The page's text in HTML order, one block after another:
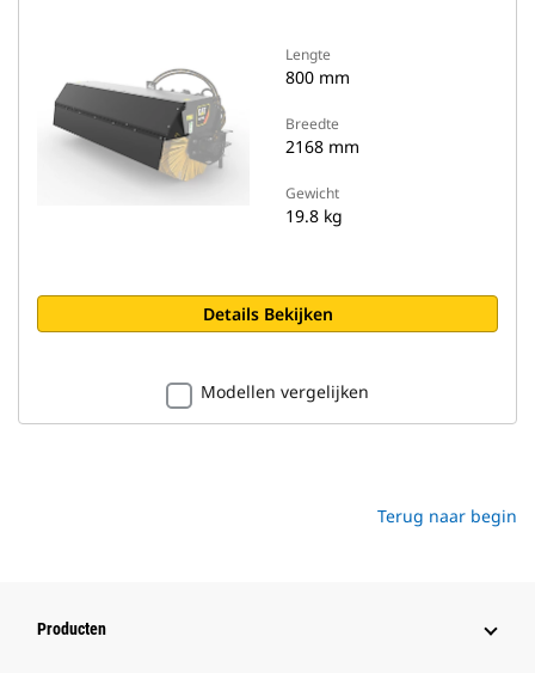
Lengte
800 mm
Breedte
2168 mm
Gewicht
19.8 kg
Details Bekijken
Modellen vergelijken
Terug naar begin
Producten